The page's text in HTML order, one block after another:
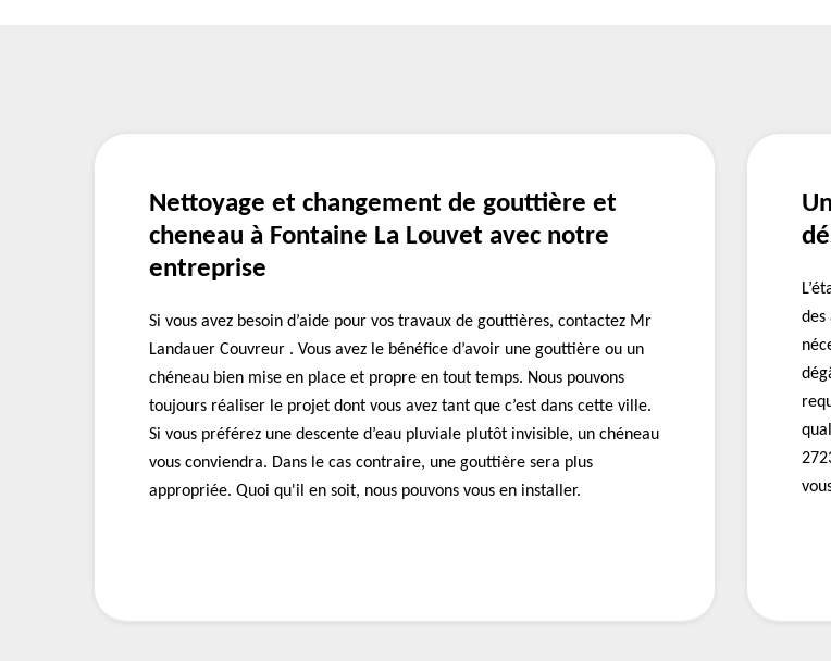
Nettoyage et changement de gouttière et
cheneau à Fontaine La Louvet avec notre
entreprise
Si vous avez besoin d’aide pour vos travaux de gouttières, contactez Mr
Landauer Couvreur . Vous avez le bénéfice d’avoir une gouttière ou un
chéneau bien mise en place et propre en tout temps. Nous pouvons
toujours réaliser le projet dont vous avez tant que c’est dans cette ville.
Si vous préférez une descente d’eau pluviale plutôt invisible, un chéneau
vous conviendra. Dans le cas contraire, une gouttière sera plus
appropriée. Quoi qu'il en soit, nous pouvons vous en installer.
des